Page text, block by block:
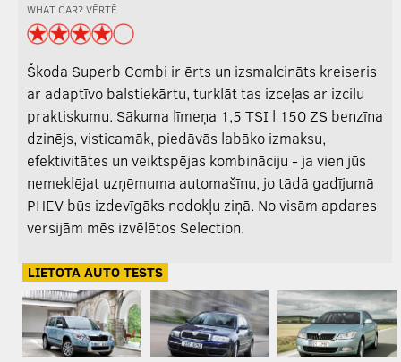
WHAT CAR? VĒRTĒ
Škoda Superb Combi ir ērts un izsmalcināts kreiseris
ar adaptīvo balstiekārtu, turklāt tas izceļas ar izcilu
praktiskumu. Sākuma līmeņa 1,5 TSI l 150 ZS benzīna
dzinējs, visticamāk, piedāvās labāko izmaksu,
efektivitātes un veiktspējas kombināciju - ja vien jūs
nemeklējat uzņēmuma automašīnu, jo tādā gadījumā
PHEV būs izdevīgāks nodokļu ziņā. No visām apdares
versijām mēs izvēlētos Selection.
LIETOTA AUTO TESTS